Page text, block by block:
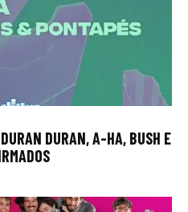
DURAN, A-HA, BUSH E